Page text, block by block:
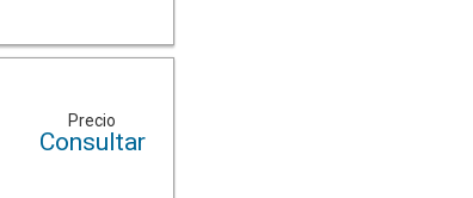
Precio
Consultar